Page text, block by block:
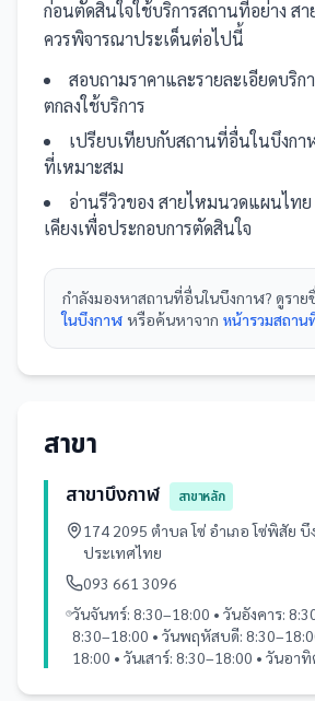
ก่อนตัดสินใจใช้บริการสถานที่อย่าง ส
ควรพิจารณาประเด็นต่อไปนี้
สอบถามราคาและรายละเอียดบริ
ตกลงใช้บริการ
เปรียบเทียบกับสถานที่อื่นในบึงกา
ที่เหมาะสม
อ่านรีวิวของ สายไหมนวดแผนไทย
เคียงเพื่อประกอบการตัดสินใจ
กำลังมองหาสถานที่อื่นในบึงกาฬ? ดูราย
ในบึงกาฬ หรือค้นหาจาก หน้ารวมสถาน
สาขา
สาขาบึงกาฬ
สาขาหลัก
174 2095 ตำบล โซ่ อำเภอ โซ่พิสัย
ประเทศไทย
093 661 3096
วันจันทร์: 8:30–18:00 • วันอังคาร:
8:30–18:00 • วันพฤหัสบดี:
18:00 • วันเสาร์: 8:30–18:00 • วันอา